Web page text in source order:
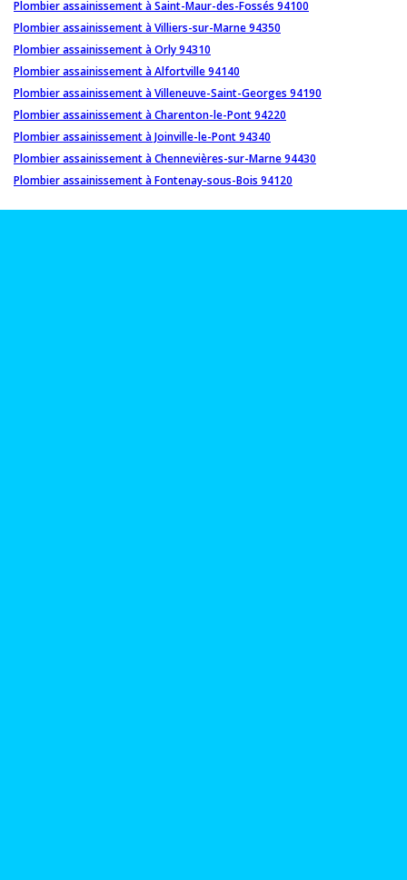
Plombier assainissement à Saint-Maur-des-Fossés 94100
Plombier assainissement à Villiers-sur-Marne 94350
Plombier assainissement à Orly 94310
Plombier assainissement à Alfortville 94140
Plombier assainissement à Villeneuve-Saint-Georges 94190
Plombier assainissement à Charenton-le-Pont 94220
Plombier assainissement à Joinville-le-Pont 94340
Plombier assainissement à Chennevières-sur-Marne 94430
Plombier assainissement à Fontenay-sous-Bois 94120